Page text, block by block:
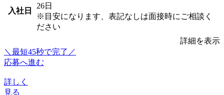
入社日
26日
※目安になります、表記なしは面接時にご相談く
ださい
詳細を表示
＼最短45秒で完了／
応募へ進む
詳しく
見る